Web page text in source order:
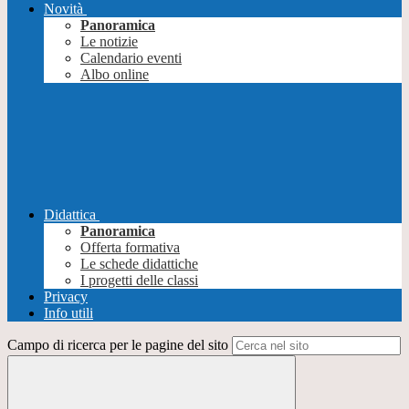
Novità
Panoramica
Le notizie
Calendario eventi
Albo online
Didattica
Panoramica
Offerta formativa
Le schede didattiche
I progetti delle classi
Privacy
Info utili
Campo di ricerca per le pagine del sito